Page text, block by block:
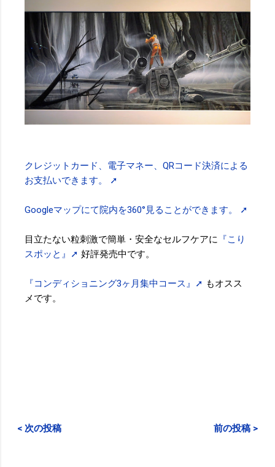
クレジットカード、電子マネー、QRコード決済による
お支払いできます。 ➚
Googleマップにて院内を360°見ることができます。 ➚
目立たない粒刺激で簡単・安全なセルフケアに
『こり
スポッと』➚ 好評発売中です。
『コンディショニング3ヶ月集中コース』➚ もオスス
メです。
< 次の投稿 前の投稿 >